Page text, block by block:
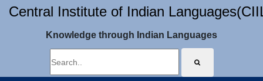
Central Institute of Indian
Knowledge through Indian Languages